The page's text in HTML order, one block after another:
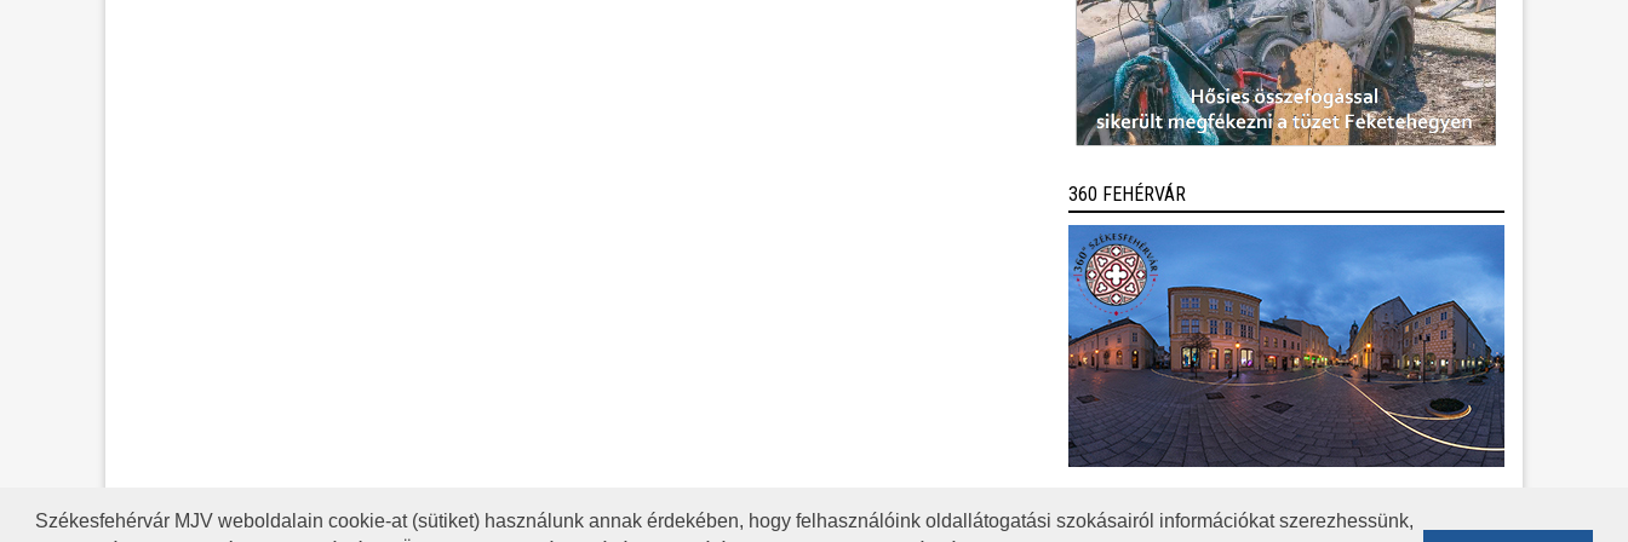
Székesfehérvár MJV weboldalain cookie-at (sütiket) használunk annak érdekében, hogy felhasználóink oldallátogatási szokásairól információkat szerezhessünk,
360 FEHÉRVÁR
RSS A HONLAP 2017.03.31-I ÁLLAPOTA JOGI NYILATKOZAT IMPRESSZUM MÉDIAAJÁNLAT KÖZÉRDEKŰ ADATOK ADATVÉDELEM